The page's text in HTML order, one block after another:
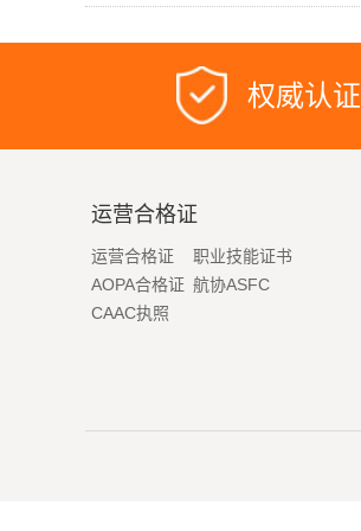
权威认证
运营合格证
运营合格证
职业技能证书
AOPA合格证 航协ASFC
CAAC执照